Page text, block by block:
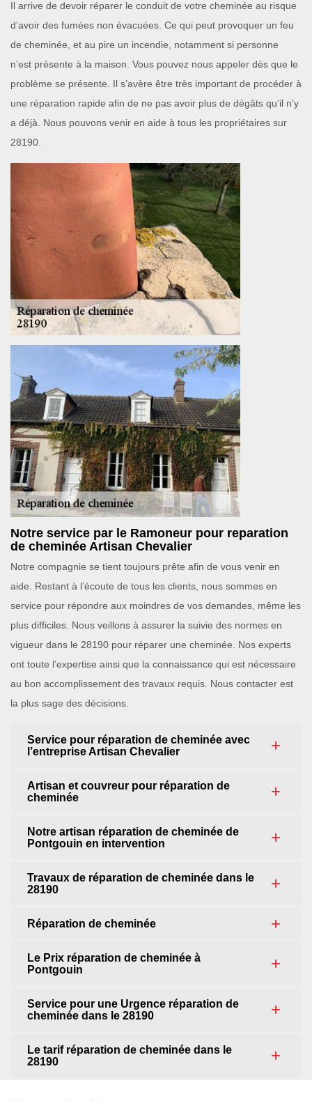
Il arrive de devoir réparer le conduit de votre cheminée au risque
d’avoir des fumées non évacuées. Ce qui peut provoquer un feu
de cheminée, et au pire un incendie, notamment si personne
n’est présente à la maison. Vous pouvez nous appeler dès que le
problème se présente. Il s’avère être très important de procéder à
une réparation rapide afin de ne pas avoir plus de dégâts qu’il n’y
a déjà. Nous pouvons venir en aide à tous les propriétaires sur
28190.
Notre service par le Ramoneur pour reparation
de cheminée Artisan Chevalier
Notre compagnie se tient toujours prête afin de vous venir en
aide. Restant à l’écoute de tous les clients, nous sommes en
service pour répondre aux moindres de vos demandes, même les
plus difficiles. Nous veillons à assurer la suivie des normes en
vigueur dans le 28190 pour réparer une cheminée. Nos experts
ont toute l’expertise ainsi que la connaissance qui est nécessaire
au bon accomplissement des travaux requis. Nous contacter est
la plus sage des décisions.
Service pour réparation de cheminée avec
l’entreprise Artisan Chevalier
Artisan et couvreur pour réparation de
cheminée
Notre artisan réparation de cheminée de
Pontgouin en intervention
Travaux de réparation de cheminée dans le
28190
Réparation de cheminée
Le Prix réparation de cheminée à
Pontgouin
Service pour une Urgence réparation de
cheminée dans le 28190
Le tarif réparation de cheminée dans le
28190